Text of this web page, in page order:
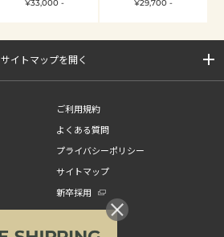
¥33,000 -
¥29,700 -
サイトマップを開く
ご利用規約
よくある質問
プライバシーポリシー
サイトマップ
新卒採用